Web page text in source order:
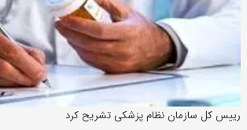
رییس کل سازمان نظام پزشکی تشریح کرد